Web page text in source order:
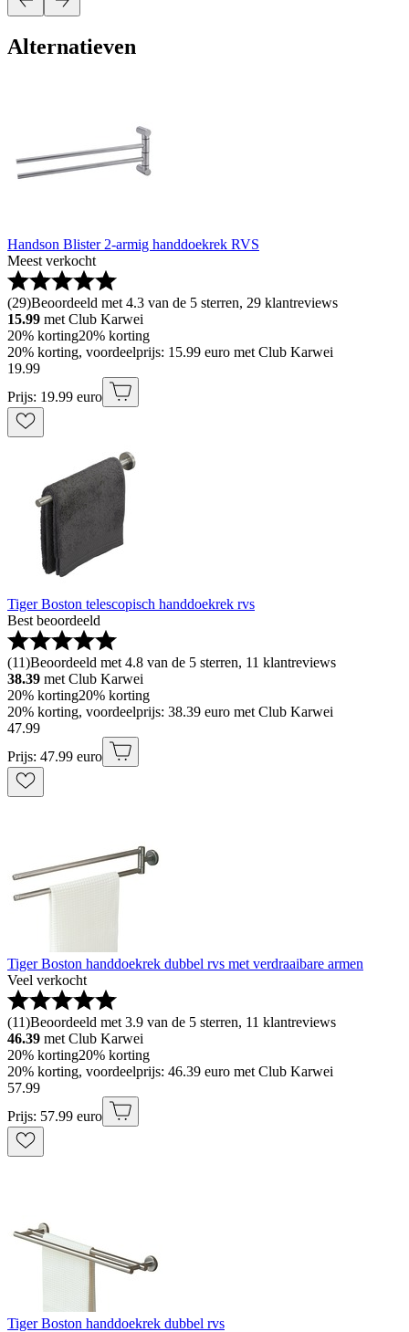
Alternatieven
Handson Blister 2-armig handdoekrek RVS
Meest verkocht
(29)Beoordeeld met 4.3 van de 5 sterren, 29 klantreviews
15.99 met Club Karwei
20% korting20% korting
20% korting, voordeelprijs: 15.99 euro met Club Karwei
19.99
Prijs: 19.99 euro
Tiger Boston telescopisch handdoekrek rvs
Best beoordeeld
(11)Beoordeeld met 4.8 van de 5 sterren, 11 klantreviews
38.39 met Club Karwei
20% korting20% korting
20% korting, voordeelprijs: 38.39 euro met Club Karwei
47.99
Prijs: 47.99 euro
Tiger Boston handdoekrek dubbel rvs met verdraaibare armen
Veel verkocht
(11)Beoordeeld met 3.9 van de 5 sterren, 11 klantreviews
46.39 met Club Karwei
20% korting20% korting
20% korting, voordeelprijs: 46.39 euro met Club Karwei
57.99
Prijs: 57.99 euro
Tiger Boston handdoekrek dubbel rvs